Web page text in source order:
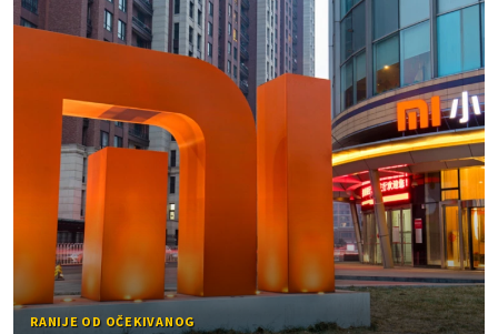
RANIJE OD OČEKIVANOG